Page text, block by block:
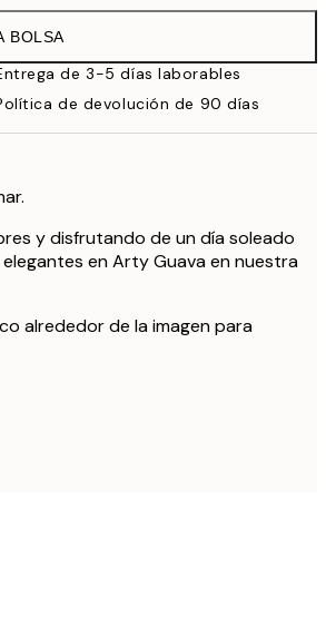
27,45 €
32,45 €
BOLSA
de 3-5 días laborables
de devolución de 90 días
y disfrutando de un día soleado
en Arty Guava en nuestra
alrededor de la imagen para